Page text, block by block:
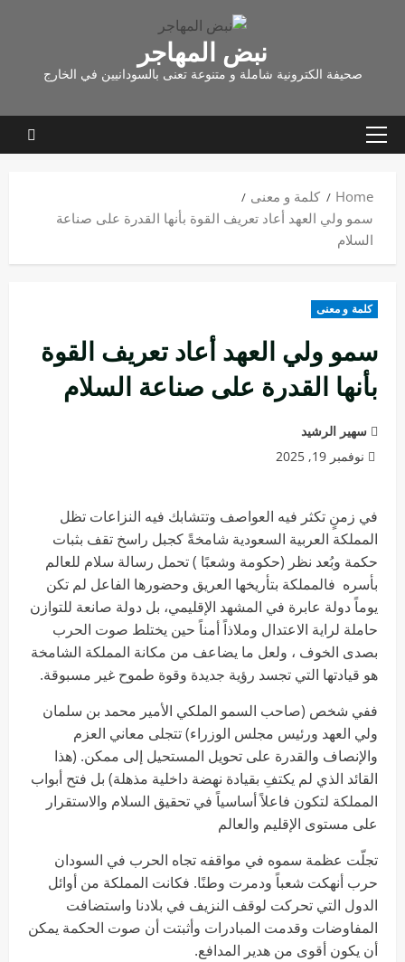
نبض المهاجر
صحيفة الكترونية شاملة و متنوعة تعنى بالسودانيين في الخارج
Home
كلمة و معنى
سمو ولي العهد أعاد تعريف القوة بأنها القدرة على صناعة
السلام
كلمة و معنى
سمو ولي العهد أعاد تعريف القوة
بأنها القدرة على صناعة السلام
سهير الرشيد
نوفمبر 19, 2025
في زمنٍ تكثر فيه العواصف وتتشابك فيه النزاعات تظل
المملكة العربية السعودية شامخةً كجبل راسخ تقف بثبات
حكمة وبُعد نظر (حكومة وشعبًا ) تحمل رسالة سلام للعالم
بأسره فالمملكة بتأريخها العريق وحضورها الفاعل لم تكن
يوماً دولة عابرة في المشهد الإقليمي، بل دولة صانعة للتوازن
حاملة لراية الاعتدال وملاذاً أمناً حين يختلط صوت الحرب
بصدى الخوف ، ولعل ما يضاعف من مكانة المملكة الشامخة
هو قيادتها التي تجسد رؤية جديدة وقوة طموح غير مسبوقة.
ففي شخص (صاحب السمو الملكي الأمير محمد بن سلمان
ولي العهد ورئيس مجلس الوزراء) تتجلى معاني العزم
والإنصاف والقدرة على تحويل المستحيل إلى ممكن. (هذا
القائد الذي لم يكتفِ بقيادة نهضة داخلية مذهلة) بل فتح أبواب
المملكة لتكون فاعلاً أساسياً في تحقيق السلام والاستقرار
على مستوى الإقليم والعالم
تجلّت عظمة سموه في مواقفه تجاه الحرب في السودان
حرب أنهكت شعباً ودمرت وطنًا. فكانت المملكة من أوائل
الدول التي تحركت لوقف النزيف في بلادنا واستضافت
المفاوضات وقدمت المبادرات وأثبتت أن صوت الحكمة يمكن
أن يكون أقوى من هدير المدافع.